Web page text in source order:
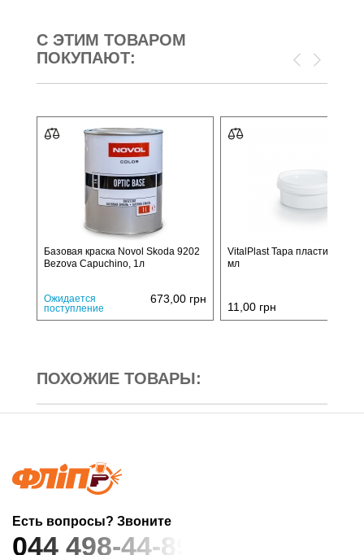
С ЭТИМ ТОВАРОМ
ПОКУПАЮТ:
Базовая краска Novol Skoda 9202
Bezova Capuchino, 1л
Ожидается
поступление
673,00 грн
VitalPlast Тара пластиковая,
мл
11,00 грн
ПОХОЖИЕ ТОВАРЫ:
Есть вопросы? Звоните
044 498-44-89